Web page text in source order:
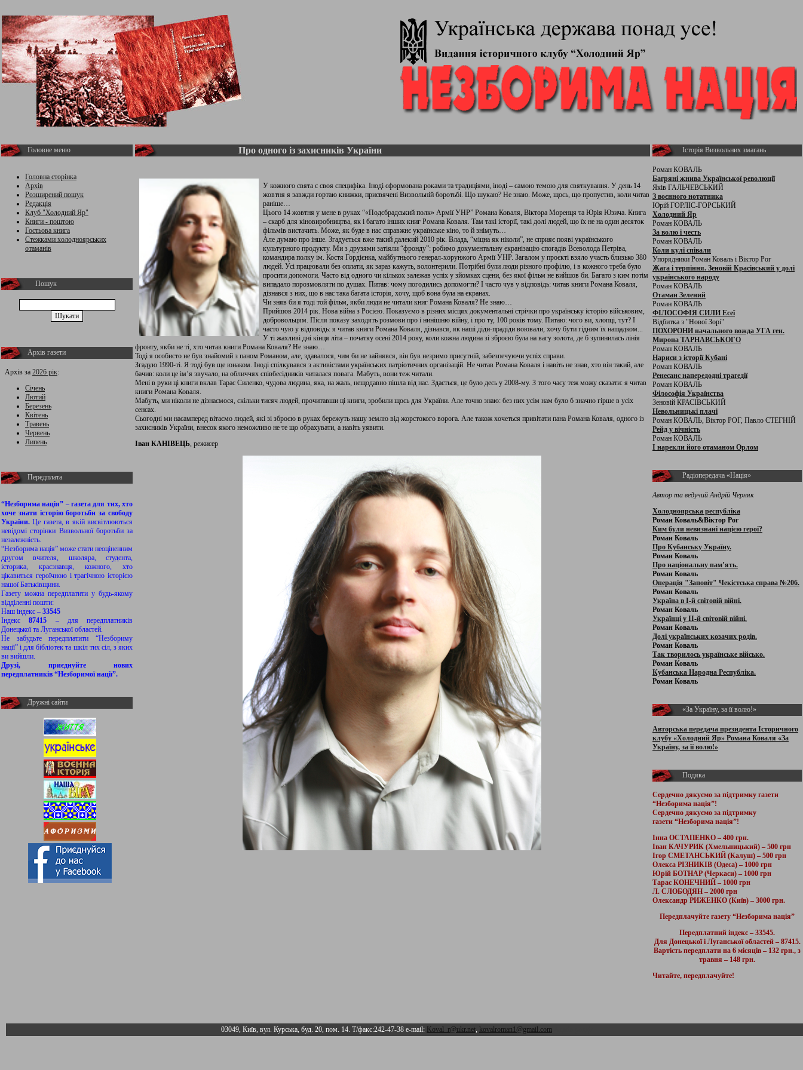
Головне меню
Головна сторінка
Архів
Розширений пошук
Редакція
Клуб "Холодний Яр"
Книги - поштою
Гостьова книга
Стежками холодноярських
отаманів
Пошук
Архів газети
Архів за 2026 рік:
Січень
Лютий
Березень
Квітень
Травень
Червень
Липень
Передплата
“Незборима нація” – газета для тих, хто
хоче знати історію боротьби за свободу
України.Це газета, в якій висвітлюються
невідомі сторінки Визвольної боротьби за
незалежність.
“Незборима нація” може стати неоціненним
другом вчителя, школяра, студента,
історика, краєзнавця, кожного, хто
цікавиться героїчною і трагічною історією
нашої Батьківщини.
Газету можна передплатити у будь-якому
відділенні пошти:
Наш індекс – 33545
Індекс87415 – для передплатників
Донецької та Луганської областей.
Не забудьте передплатити “Незбориму
нації” і для бібліотек та шкіл тих сіл, з яких
ви вийшли.
Друзі, приєднуйте нових
передплатників “Незборимої нації”.
Дружні сайти
Про одного із захисників України
У кожного свята є своя специфіка. Іноді сформована роками та традиціями, іноді – самою темою для святкування. У день 14
жовтня я завжди гортаю книжки, присвячені Визвольній боротьбі. Що шукаю? Не знаю. Може, щось, що пропустив, коли читав
раніше…
Цього 14 жовтня у мене в руках “«Подєбрадський полк» Армії УНР” Романа Коваля, Віктора Моренця та Юрія Юзича. Книга
– скарб для кіновиробництва, як і багато інших книг Романа Коваля. Там такі історії, такі долі людей, що їх не на один десяток
фільмів вистачить. Може, як буде в нас справжнє українське кіно, то й знімуть…
Але думаю про інше. Згадується вже такий далекий 2010 рік. Влада, “міцна як ніколи”, не сприяє появі українського
культурного продукту. Ми з друзями затіяли “фронду”: робимо документальну екранізацію спогадів Всеволода Петріва,
командира полку ім. Костя Гордієнка, майбутнього генерал-хорунжого Армії УНР. Загалом у проєкті взяло участь близько 380
людей. Усі працювали без оплати, як зараз кажуть, волонтерили. Потрібні були люди різного профілю, і в кожного треба було
просити допомоги. Часто від одного чи кількох залежав успіх у зйомках сцени, без якої фільм не вийшов би. Багато з ким потім
випадало порозмовляти по душах. Питав: чому погодились допомогти? І часто чув у відповідь: читав книги Романа Коваля,
дізнався з них, що в нас така багата історія, хочу, щоб вона була на екранах.
Чи зняв би я тоді той фільм, якби люди не читали книг Романа Коваля? Не знаю…
Прийшов 2014 рік. Нова війна з Росією. Показуємо в різних місцях документальні стрічки про українську історію військовим,
добровольцям. Після показу заходять розмови про і нинішню війну, і про ту, 100 років тому. Питаю: чого ви, хлопці, тут? І
часто чую у відповідь: я читав книги Романа Коваля, дізнався, як наші діди-прадіди воювали, хочу бути гідним їх нащадком...
У ті жахливі дні кінця літа – початку осені 2014 року, коли кожна людина зі зброєю була на вагу золота, де б зупинилась лінія
фронту, якби не ті, хто читав книги Романа Коваля? Не знаю…
Тоді я особисто не був знайомий з паном Романом, але, здавалося, чим би не зайнявся, він був незримо присутній, забезпечуючи успіх справи.
Згадую 1990-ті. Я тоді був ще юнаком. Іноді спілкувався з активістами українських патріотичних організацій. Не читав Романа Коваля і навіть не знав, хто він такий, але
бачив: коли це ім’я звучало, на обличчях співбесідників читалася повага. Мабуть, вони теж читали.
Мені в руки ці книги вклав Тарас Силенко, чудова людина, яка, на жаль, нещодавно пішла від нас. Здається, це було десь у 2008-му. З того часу теж можу сказати: я читав
книги Романа Коваля.
Мабуть, ми ніколи не дізнаємося, скільки тисяч людей, прочитавши ці книги, зробили щось для України. Але точно знаю: без них усім нам було б значно гірше в усіх
сенсах.
Сьогодні ми насамперед вітаємо людей, які зі зброєю в руках бережуть нашу землю від жорстокого ворога. Але також хочеться привітати пана Романа Коваля, одного із
захисників України, внесок якого неможливо не те що обрахувати, а навіть уявити.
Іван КАНІВЕЦЬ, режисер
Історія Визвольних змагань
Роман КОВАЛЬ
Багряні жнива Української революції
Яків ГАЛЬЧЕВСЬКИЙ
З воєнного нотатника
Юрій ГОРЛІС-ГОРСЬКИЙ
Холодний Яр
Роман КОВАЛЬ
За волю і честь
Роман КОВАЛЬ
Коли кулі співали
Упорядники Роман Коваль і Віктор Рог
Жага і терпіння. Зеновій Красівський у долі
українського народу
Роман КОВАЛЬ
Отаман Зелений
Роман КОВАЛЬ
ФІЛОСОФІЯ СИЛИ Есеї
Відбитка з "Нової Зорі"
ПОХОРОНИ начального вожда УГА ген.
Мирона ТАРНАВСЬКОГО
Роман КОВАЛЬ
Нариси з історії Кубані
Роман КОВАЛЬ
Ренесанс напередодні трагедії
Роман КОВАЛЬ
Філософія Українства
Зеновій КРАСІВСЬКИЙ
Невольницькі плачі
Роман КОВАЛЬ, Віктор РОГ, Павло СТЕГНІЙ
Рейд у вічність
Роман КОВАЛЬ
І нарекли його отаманом Орлом
Радіопередача «Нація»
Автор та ведучий Андрій Черняк
Холодноярська республіка
Роман Коваль&Віктор Рог
Ким були невизнані нацією герої?
Роман Коваль
Про Кубанську Україну.
Роман Коваль
Про національну пам’ять.
Роман Коваль
Операція "Заповіт" Чекістська справа №206.
Роман Коваль
Україна в І-й світовій війні.
Роман Коваль
Українці у ІІ-й світовій війні.
Роман Коваль
Долі українських козачих родів.
Роман Коваль
Так творилось українське військо.
Роман Коваль
Кубанська Народна Республіка.
Роман Коваль
«За Україну, за її волю!»
Авторська передача президента Історичного
клубу «Холодний Яр» Романа Коваля «За
Україну, за її волю!»
Подяка
Сердечно дякуємо за підтримку газети
“Незборима нація”!
Сердечно дякуємо за підтримку
газети “Незборима нація”!
Інна ОСТАПЕНКО – 400 грн.
Іван КАЧУРИК (Хмельницький) – 500 грн
Ігор СМЕТАНСЬКИЙ (Калуш) – 500 грн
Олекса РІЗНИКІВ (Одеса) – 1000 грн
Юрій БОТНАР (Черкаси) – 1000 грн
Тарас КОНЕЧНИЙ – 1000 грн
Л. СЛОБОДЯН – 2000 грн
Олександр РИЖЕНКО (Київ) – 3000 грн.
Передплачуйте газету “Незборима нація”
Передплатний індекс – 33545.
Для Донецької і Луганської областей – 87415.
Вартість передплати на 6 місяців – 132 грн., з
травня – 148 грн.
Читайте, передплачуйте!
03049, Київ, вул. Курська, буд. 20, пом. 14. Т/факс:242-47-38 e-mail: Koval_r@ukr.net, kovalroman1@gmail.com